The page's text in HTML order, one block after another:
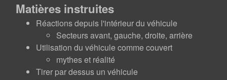
Matières instruites
Réactions depuis l'intérieur du véhicule
Secteurs avant, gauche, droite, arrière
Utilisation du véhicule comme couvert
mythes et réalité
Tirer par dessus un véhicule